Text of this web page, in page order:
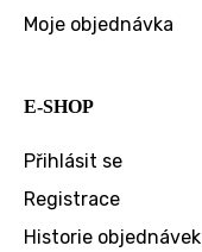
Moje objednávka
E-SHOP
Přihlásit se
Registrace
Historie objednávek